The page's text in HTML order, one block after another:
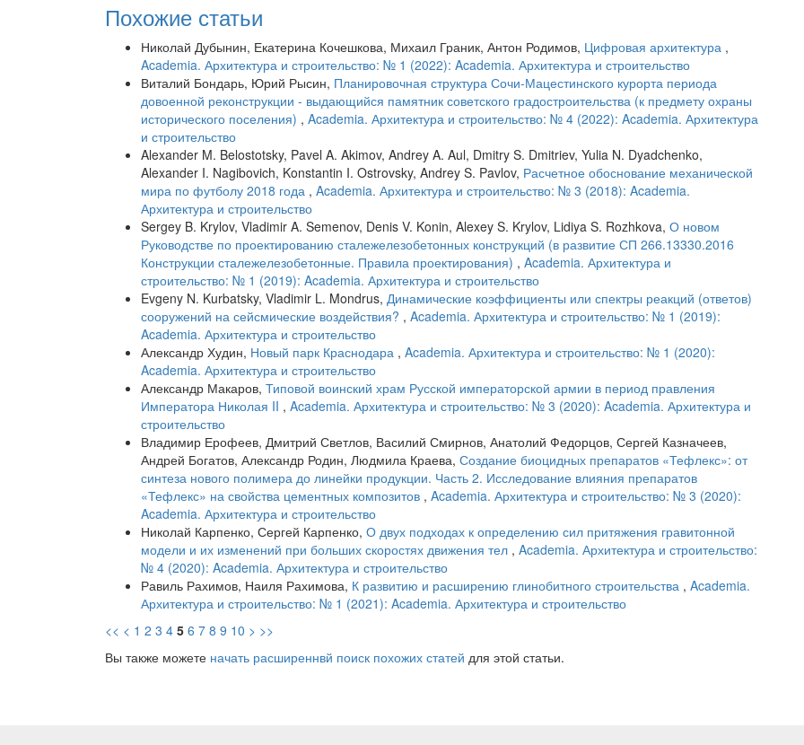
Похожие статьи
Николай Дубынин, Екатерина Кочешкова, Михаил Граник, Антон Родимов, Цифровая архитектура ,
Academia. Архитектура и строительство: № 1 (2022): Academia. Архитектура и строительство
Виталий Бондарь, Юрий Рысин, Планировочная структура Сочи-Мацестинского курорта периода
довоенной реконструкции - выдающийся памятник советского градостроительства (к предмету охраны
исторического поселения) , Academia. Архитектура и строительство: № 4 (2022): Academia. Архитектура
и строительство
Alexander M. Belostotsky, Pavel A. Akimov, Andrey A. Aul, Dmitry S. Dmitriev, Yulia N. Dyadchenko,
Alexander I. Nagibovich, Konstantin I. Ostrovsky, Andrey S. Pavlov, Расчетное обоснование механической
мира по футболу 2018 года , Academia. Архитектура и строительство: № 3 (2018): Academia.
Архитектура и строительство
Sergey B. Krylov, Vladimir A. Semenov, Denis V. Konin, Alexey S. Krylov, Lidiya S. Rozhkova, О новом
Руководстве по проектированию сталежелезобетонных конструкций (в развитие СП 266.13330.2016
Конструкции сталежелезобетонные. Правила проектирования) , Academia. Архитектура и
строительство: № 1 (2019): Academia. Архитектура и строительство
Evgeny N. Kurbatsky, Vladimir L. Mondrus, Динамические коэффициенты или спектры реакций (ответов)
сооружений на сейсмические воздействия? , Academia. Архитектура и строительство: № 1 (2019):
Academia. Архитектура и строительство
Александр Худин, Новый парк Краснодара , Academia. Архитектура и строительство: № 1 (2020):
Academia. Архитектура и строительство
Александр Макаров, Типовой воинский храм Русской императорской армии в период правления
Императора Николая II , Academia. Архитектура и строительство: № 3 (2020): Academia. Архитектура и
строительство
Владимир Ерофеев, Дмитрий Светлов, Василий Смирнов, Анатолий Федорцов, Сергей Казначеев,
Андрей Богатов, Александр Родин, Людмила Краева, Создание биоцидных препаратов «Тефлекс»: от
синтеза нового полимера до линейки продукции. Часть 2. Исследование влияния препаратов
«Тефлекс» на свойства цементных композитов , Academia. Архитектура и строительство: № 3 (2020):
Academia. Архитектура и строительство
Николай Карпенко, Сергей Карпенко, О двух подходах к определению сил притяжения гравитонной
модели и их изменений при больших скоростях движения тел , Academia. Архитектура и строительство:
№ 4 (2020): Academia. Архитектура и строительство
Равиль Рахимов, Наиля Рахимова, К развитию и расширению глинобитного строительства , Academia.
Архитектура и строительство: № 1 (2021): Academia. Архитектура и строительство
<< < 1 2 3 4 5 6 7 8 9 10 > >>
Вы также можете начать расширеннвй поиск похожих статей для этой статьи.